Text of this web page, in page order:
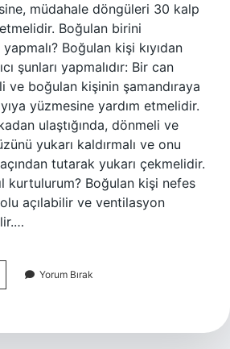
müdahale döngüleri 30 kalp
Boğulan birini
Boğulan kişi kıyıdan
şunları yapmalıdır: Bir can
ve boğulan kişinin şamandıraya
yüzmesine yardım etmelidir.
ulaştığında, dönmeli ve
yukarı kaldırmalı ve onu
tutarak yukarı çekmelidir.
kurtulurum? Boğulan kişi nefes
açılabilir ve ventilasyon
Yorum Bırak